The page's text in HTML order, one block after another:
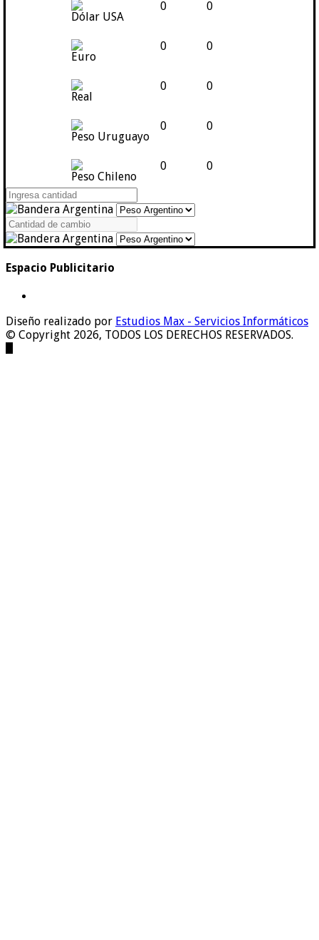
Dólar USA
0 0
Euro
0 0
Real
0 0
Peso Uruguayo
0 0
Peso Chileno
0 0
Espacio Publicitario
Diseño realizado por Estudios Max - Servicios Informáticos
© Copyright 2026, TODOS LOS DERECHOS RESERVADOS.